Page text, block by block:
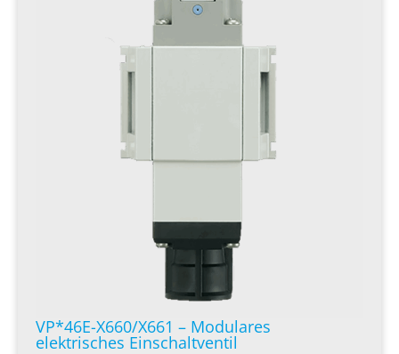
VP*46E-X660/X661 – Modulares
elektrisches Einschaltventil